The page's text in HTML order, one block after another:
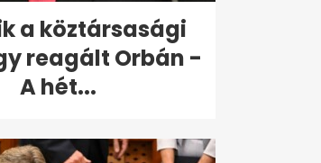
a köztársasági
reagált Orbán -
A hét...